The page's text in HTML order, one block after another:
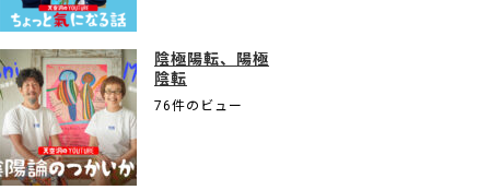
陰極陽転、陽極
陰転
76件のビュー